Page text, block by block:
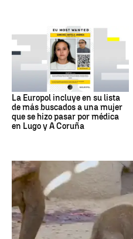
La Europol incluye en su lista
de más buscados a una mujer
que se hizo pasar por médica
en Lugo y A Coruña